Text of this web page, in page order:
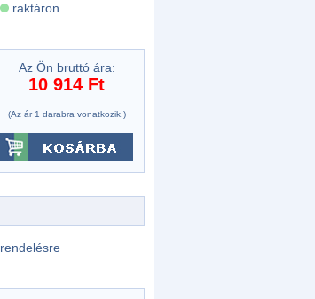
raktáron
Az Ön bruttó ára:
10 914 Ft
(Az ár 1 darabra vonatkozik.)
rendelésre